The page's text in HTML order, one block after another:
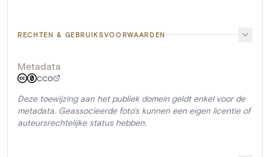
RECHTEN & GEBRUIKSVOORWAARDEN
Metadata
CC0
Deze toewijzing aan het publiek domein geldt enkel voor de
metadata. Geassocieerde foto's kunnen een eigen licentie of
auteursrechtelijke status hebben.